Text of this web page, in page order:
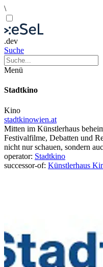
\
.dev
Suche
Menü
Stadtkino
Kino
stadtkinowien.at
Mitten im Künstlerhaus
Festivalfilme, Debatten und
nicht nur schauen, sondern
operator: Stadtkino
successor-of: Künstlerhaus